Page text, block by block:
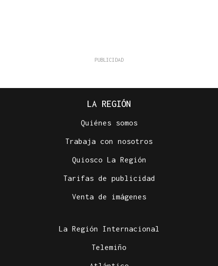
LA REGIÓN
Quiénes somos
Trabaja con nosotros
Quiosco La Región
Tarifas de publicidad
Venta de imágenes
La Región Internacional
Telemiño